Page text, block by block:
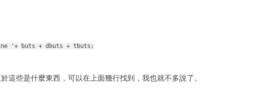
'+ buts + dbuts + tbuts;
這些是什麼東西，可以在上面幾行找到，我也就不多說了。